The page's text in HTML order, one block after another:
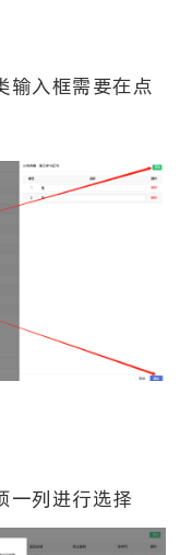
输入框需要在点
一列进行选择